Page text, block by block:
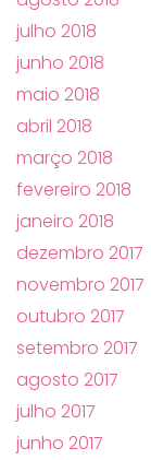
julho 2018
junho 2018
maio 2018
abril 2018
março 2018
fevereiro 2018
janeiro 2018
dezembro 2017
novembro 2017
outubro 2017
setembro 2017
agosto 2017
julho 2017
junho 2017